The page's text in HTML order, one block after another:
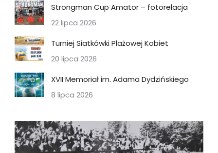
Strongman Cup Amator – fotorelacja
22 lipca 2026
Turniej Siatkówki Plażowej Kobiet
20 lipca 2026
XVII Memoriał im. Adama Dydzińskiego
8 lipca 2026